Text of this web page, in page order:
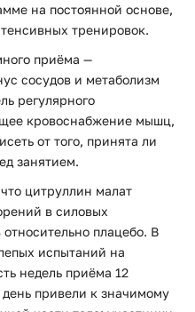
на постоянной основе,
тренировок.
приёма —
сосудов и метаболизм
регулярного
кровоснабжение мышц,
от того, принята ли
занятием.
цитруллин малат
в силовых
плацебо. В
испытаний на
недель приёма 12
привели к значимому